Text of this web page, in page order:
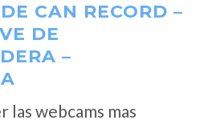
CAN RECORD –
DE
–
las webcams mas